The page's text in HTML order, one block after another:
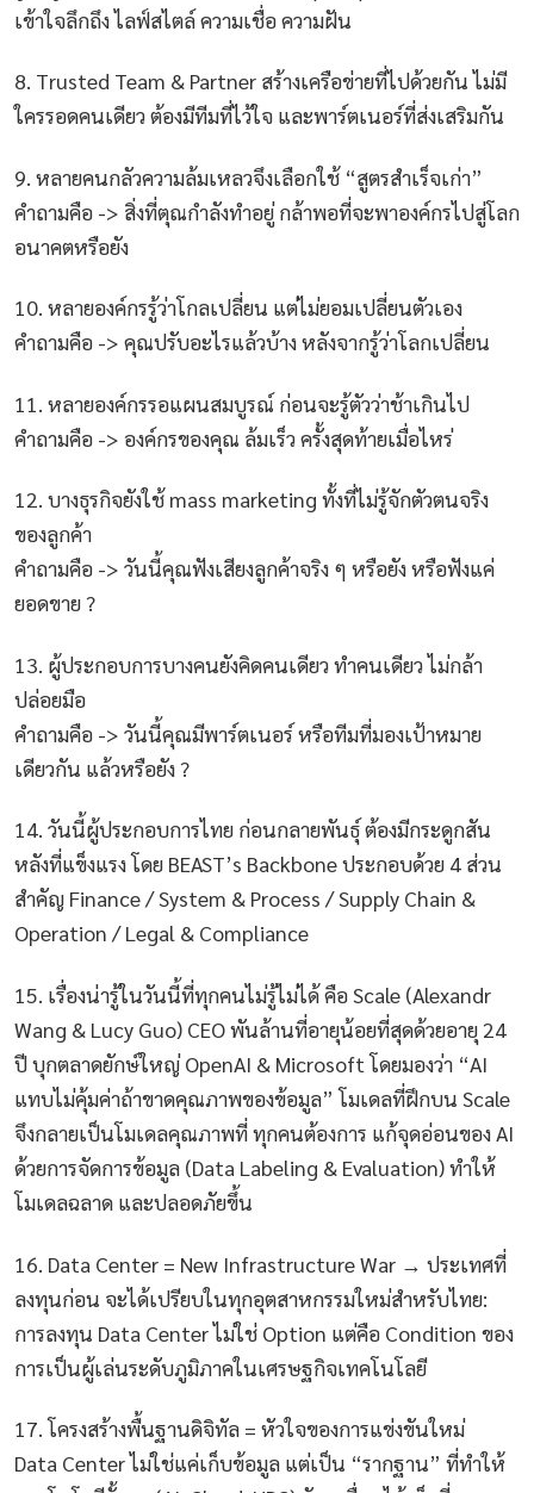
เข้าใจลึกถึง ไลฟ์สไตล์ ความเชื่อ ความฝัน
8. Trusted Team & Partner สร้างเครือข่ายที่ไปด้วยกัน ไม่มี
ใครรอดคนเดียว ต้องมีทีมที่ไว้ใจ และพาร์ตเนอร์ที่ส่งเสริมกัน
9. หลายคนกลัวความล้มเหลวจึงเลือกใช้ “สูตรสำเร็จเก่า”
คำถามคือ -> สิ่งที่ตุณกำลังทำอยู่ กล้าพอที่จะพาองค์กรไปสู่โลก
อนาคตหรือยัง
10. หลายองค์กรรู้ว่าโกลเปลี่ยน แต่ไม่ยอมเปลี่ยนตัวเอง
คำถามคือ -> คุณปรับอะไรแล้วบ้าง หลังจากรู้ว่าโลกเปลี่ยน
11. หลายองค์กรรอแผนสมบูรณ์ ก่อนจะรู้ตัวว่าช้าเกินไป
คำถามคือ -> องค์กรของคุณ ล้มเร็ว ครั้งสุดท้ายเมื่อไหร่
12. บางธุรกิจยังใช้ mass marketing ทั้งที่ไม่รู้จักตัวตนจริง
ของลูกค้า
คำถามคือ -> วันนี้คุณฟังเสียงลูกค้าจริง ๆ หรือยัง หรือฟังแค่
ยอดขาย ?
13. ผู้ประกอบการบางคนยังคิดคนเดียว ทำคนเดียว ไม่กล้า
ปล่อยมือ
คำถามคือ -> วันนี้คุณมีพาร์ตเนอร์ หรือทีมที่มองเป้าหมาย
เดียวกัน แล้วหรือยัง ?
14. วันนี้ผู้ประกอบการไทย ก่อนกลายพันธุ์ ต้องมีกระดูกสัน
หลังที่แข็งแรง โดย BEAST’s Backbone ประกอบด้วย 4 ส่วน
สำคัญ Finance / System & Process / Supply Chain &
Operation / Legal & Compliance
15. เรื่องน่ารู้ในวันนี้ที่ทุกคนไม่รู้ไม่ได้ คือ Scale (Alexandr
Wang & Lucy Guo) CEO พันล้านที่อายุน้อยที่สุดด้วยอายุ 24
ปี บุกตลาดยักษ์ใหญ่ OpenAI & Microsoft โดยมองว่า “AI
แทบไม่คุ้มค่าถ้าขาดคุณภาพของข้อมูล” โมเดลที่ฝึกบน Scale
จึงกลายเป็นโมเดลคุณภาพที่ ทุกคนต้องการ แก้จุดอ่อนของ AI
ด้วยการจัดการข้อมูล (Data Labeling & Evaluation) ทำให้
โมเดลฉลาด และปลอดภัยขึ้น
16. Data Center = New Infrastructure War → ประเทศที่
ลงทุนก่อน จะได้เปรียบในทุกอุตสาหกรรมใหม่สำหรับไทย:
การลงทุน Data Center ไม่ใช่ Option แต่คือ Condition ของ
การเป็นผู้เล่นระดับภูมิภาคในเศรษฐกิจเทคโนโลยี
17. โครงสร้างพื้นฐานดิจิทัล = หัวใจของการแข่งขันใหม่
Data Center ไม่ใช่แค่เก็บข้อมูล แต่เป็น “รากฐาน” ที่ทำให้